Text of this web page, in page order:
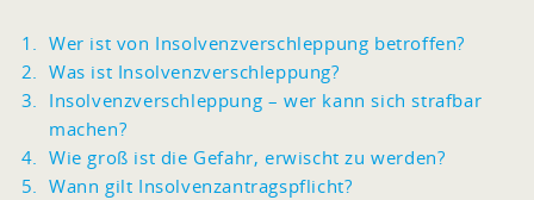
Wer ist von Insolvenzverschleppung betroffen?
Was ist Insolvenzverschleppung?
Insolvenzverschleppung – wer kann sich strafbar
machen?
Wie groß ist die Gefahr, erwischt zu werden?
Wann gilt Insolvenzantragspflicht?